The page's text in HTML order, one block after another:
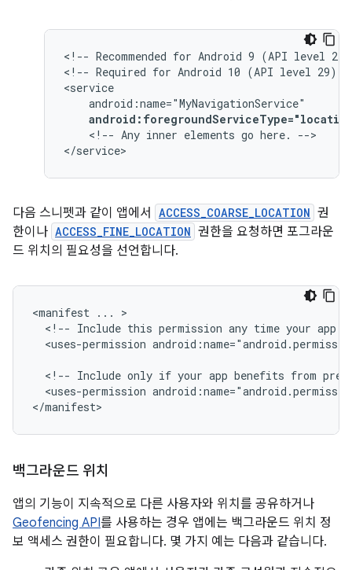
<!-- Recommended for Android 9 (API level 28)
<!-- Required for Android 10 (API level 29)
<!-- Any inner elements go here.
-->
</service>
다음 스니펫과 같이 앱에서 ACCESS_COARSE_LOCATION 권
한이나 ACCESS_FINE_LOCATION 권한을 요청하면 포그라운
드 위치의 필요성을 선언합니다.
<manifest ...
<!-- Include this permission any time your app
<uses-permission
<!-- Include only if your app benefits from
<uses-permission
</manifest>
백그라운드 위치
앱의 기능이 지속적으로 다른 사용자와 위치를 공유하거나
Geofencing API를 사용하는 경우 앱에는 백그라운드 위치 정
보 액세스 권한이 필요합니다. 몇 가지 예는 다음과 같습니다.